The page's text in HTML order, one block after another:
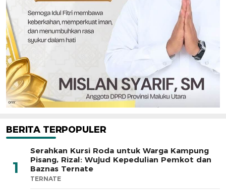
BERITA TERPOPULER
1
Serahkan Kursi Roda untuk Warga Kampung
Pisang, Rizal: Wujud Kepedulian Pemkot dan
Baznas Ternate
TERNATE